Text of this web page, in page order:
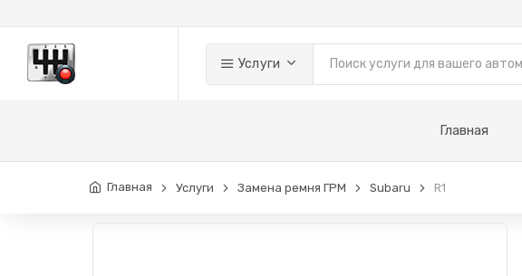
Услуги
Главная
Главная Услуги Замена ремня ГРМ Subaru R1